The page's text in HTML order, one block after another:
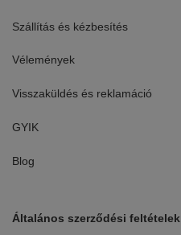
Szállítás és kézbesítés
Vélemények
Visszaküldés és reklamáció
GYIK
Blog
Általános szerződési feltételek